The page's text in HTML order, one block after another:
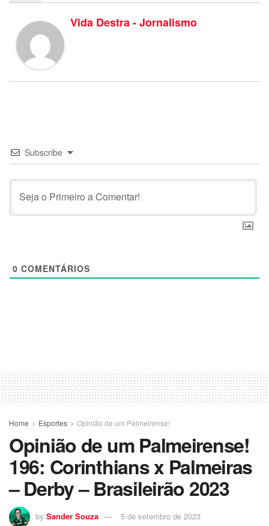
Vida Destra - Jornalismo
Subscribe
0 COMENTÁRIOS
Home Esportes Opinião de um Palmeirense!
Opinião de um Palmeirense!
196: Corinthians x Palmeiras
– Derby – Brasileirão 2023
by Sander Souza 5 de setembro de 2023